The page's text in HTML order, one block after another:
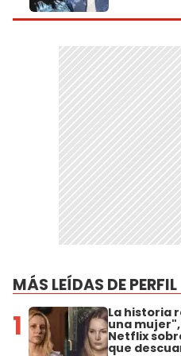
MÁS LEÍDAS DE PERFIL
1 La historia
una
Netflix
que